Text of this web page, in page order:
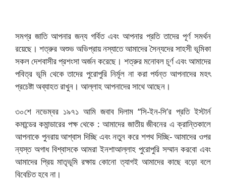
সমগ্র জাতি আপনার জন্য গর্বিত এবং আপনার প্রতি তাদের পূর্ণ সমর্থন
রয়েছে। শত্রুর অশুভ অভিপ্রায় নস্যাতে আমাদের সৈন্যদের সাহসী ভূমিকা
সকল দেশবাসীর প্রশংসা অর্জন করেছে। শত্রুর মনোবল চূর্ণ এবং আমাদের
পবিত্র ভূমি থেকে তাদের পুরোপুরি নির্মূল না করা পর্যন্ত আপনাদের মহৎ
প্রচেষ্টা অব্যাহত রাখুন। আল্লাহ আপনাদের সাথে আছেন।
৩০শে নভেম্বর ১৯৭১ আমি জবাব দিলাম “সি-ইন-সি’র প্রতি ইস্টার্ন
কমান্ডের কমান্ডারের পক্ষ থেকে : আমাদের জাতীয় জীবনের এ ক্রান্তিকালে
আপনাকে পুনরায় আশ্বাস দিচ্ছি এবং নতুন করে শপথ দিচ্ছি- আমাদের ওপর
ন্যস্ত অগাধ বিশ্বাসকে আমরা ইনশাআল্লাহ পুরোপুরি সম্মান করবো এবং
আমাদের প্রিয় মাতৃভূমি রক্ষায় কোনো ত্যাগই আমাদের কাছে বড়ো বলে
বিবেচিত হবে না।